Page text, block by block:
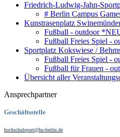
Friedrich-Ludwig-Jahn-
# Berlin Campus
Kunstrasenplatz
Fußball - outdoor
Fußball Freies Spiel -
Sportplatz Kokswiese /
Fußball Freies Spiel -
Fußball für Frauen -
Übersicht aller
Ansprechpartner
Geschäftsstelle
hochschulsport@hu-berlin.de